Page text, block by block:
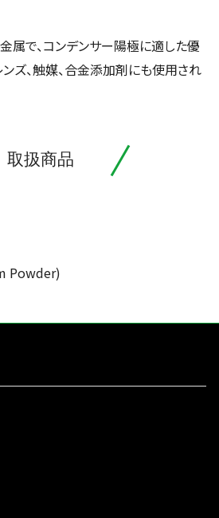
属で、コンデンサー陽極に適した優
ズ、触媒、合金添加剤にも使用され
取扱商品
Powder)